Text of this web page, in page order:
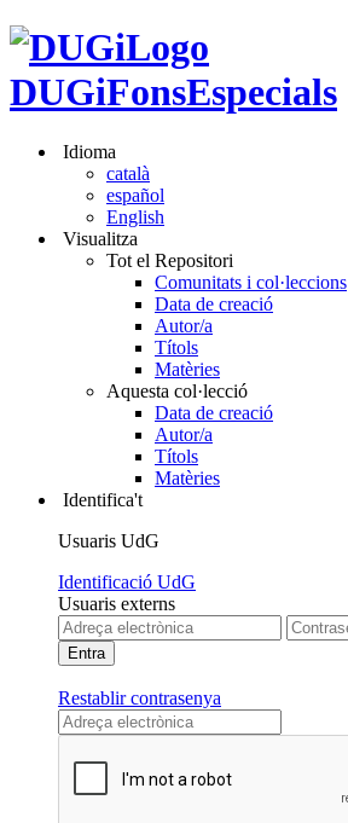
DUGiFonsEspecials
Idioma
català
español
English
Visualitza
Tot el Repositori
Comunitats i col·leccions
Data de creació
Autor/a
Títols
Matèries
Aquesta col·lecció
Data de creació
Autor/a
Títols
Matèries
Identifica't
Usuaris UdG
Identificació UdG
Usuaris externs
Restablir contrasenya